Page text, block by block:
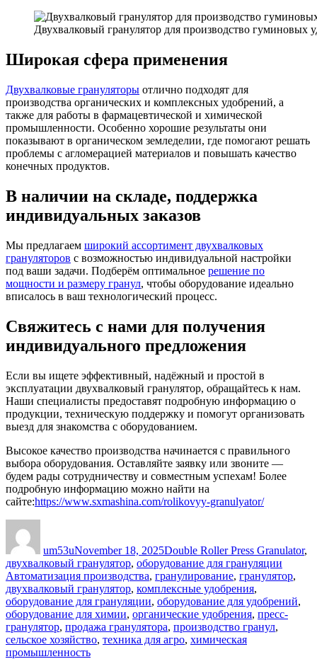
Двухвалковый гранулятор для производство гуминовых
Широкая сфера применения
Двухвалковые грануляторы отлично подходят для
производства органических и комплексных удобрений, а
также для работы в фармацевтической и химической
промышленности. Особенно хорошие результаты они
показывают в органическом земледелии, где помогают решать
проблемы с агломерацией материалов и повышать качество
конечных продуктов.
В наличии на складе, поддержка
индивидуальных заказов
Мы предлагаем широкий ассортимент двухвалковых
грануляторов с возможностью индивидуальной настройки
под ваши задачи. Подберём оптимальное решение по
мощности и размеру гранул, чтобы оборудование идеально
вписалось в ваш технологический процесс.
Свяжитесь с нами для получения
индивидуального предложения
Если вы ищете эффективный, надёжный и простой в
эксплуатации двухвалковый гранулятор, обращайтесь к нам.
Наши специалисты предоставят подробную информацию о
продукции, техническую поддержку и помогут организовать
выезд для знакомства с оборудованием.
Высокое качество производства начинается с правильного
выбора оборудования. Оставляйте заявку или звоните —
будем рады сотрудничеству и совместным успехам! Более
подробную информацию можно найти на
сайте:https://www.sxmashina.com/rolikovyy-granulyator/
um53uNovember 18, 2025Double Roller Press Granulator,
двухвалковый гранулятор, оборудование для грануляции
Автоматизация производства, гранулирование, гранулятор,
двухвалковый гранулятор, комплексные удобрения,
оборудование для грануляции, оборудование для удобрений,
оборудование для химии, органические удобрения, пресс-
гранулятор, продажа гранулятора, производство гранул,
сельское хозяйство, техника для агро, химическая
промышленность